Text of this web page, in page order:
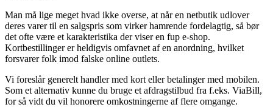
Man må lige meget hvad ikke overse, at når en netbutik udlover
deres varer til en salgspris som virker hamrende fordelagtig, så bør
det ofte være et karakteristika der viser en fup e-shop.
Kortbestillinger er heldigvis omfavnet af en anordning, hvilket
forsvarer folk imod falske online outlets.
Vi foreslår generelt handler med kort eller betalinger med mobilen.
Som et alternativ kunne du bruge et afdragstilbud fra f.eks. ViaBill,
for så vidt du vil honorere omkostningerne af flere omgange.